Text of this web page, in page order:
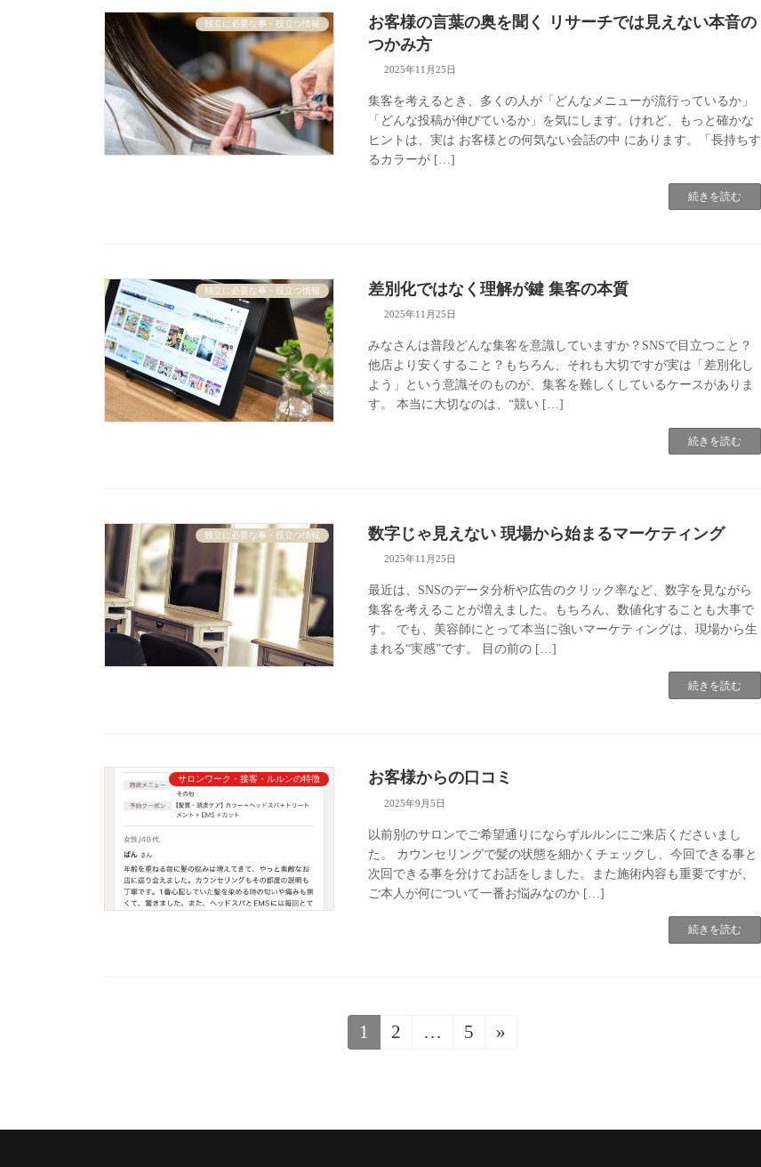
独立に必要な事・役立つ情報
お客様の言葉の奥を聞く リサーチでは見えない本音の
つかみ方
2025年11月25日
集客を考えるとき、多くの人が「どんなメニューが流行っているか」
「どんな投稿が伸びているか」を気にします。けれど、もっと確かな
ヒントは、実は お客様との何気ない会話の中 にあります。「長持ちす
るカラーが […]
続きを読む
独立に必要な事・役立つ情報 差別化ではなく理解が鍵 集客の本質
2025年11月25日
みなさんは普段どんな集客を意識していますか？SNSで目立つこと？
他店より安くすること？もちろん、それも大切ですが実は「差別化し
よう」という意識そのものが、集客を難しくしているケースがありま
す。 本当に大切なのは、“競い […]
続きを読む
独立に必要な事・役立つ情報 数字じゃ見えない 現場から始まるマーケティング
2025年11月25日
最近は、SNSのデータ分析や広告のクリック率など、数字を見ながら
集客を考えることが増えました。もちろん、数値化することも大事で
す。 でも、美容師にとって本当に強いマーケティングは、現場から生
まれる“実感”です。 目の前の […]
続きを読む
サロンワーク・接客・ルルンの特徴 お客様からの口コミ
2025年9月5日
以前別のサロンでご希望通りにならずルルンにご来店くださいまし
た。 カウンセリングで髪の状態を細かくチェックし、今回できる事と
次回できる事を分けてお話をしました。また施術内容も重要ですが、
ご本人が何について一番お悩みなのか […]
続きを読む
の
固
ジ
1
固
ジ
2 …
固
ジ
5 »